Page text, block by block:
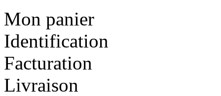
Mon panier
Identification
Facturation
Livraison